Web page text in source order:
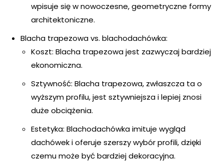
wpisuje się w nowoczesne, geometryczne formy
architektoniczne.
Blacha trapezowa vs. blachodachówka:
Koszt: Blacha trapezowa jest zazwyczaj bardziej
ekonomiczna.
Sztywność: Blacha trapezowa, zwłaszcza ta o
wyższym profilu, jest sztywniejsza i lepiej znosi
duże obciążenia.
Estetyka: Blachodachówka imituje wygląd
dachówek i oferuje szerszy wybór profili, dzięki
czemu może być bardziej dekoracyjna.